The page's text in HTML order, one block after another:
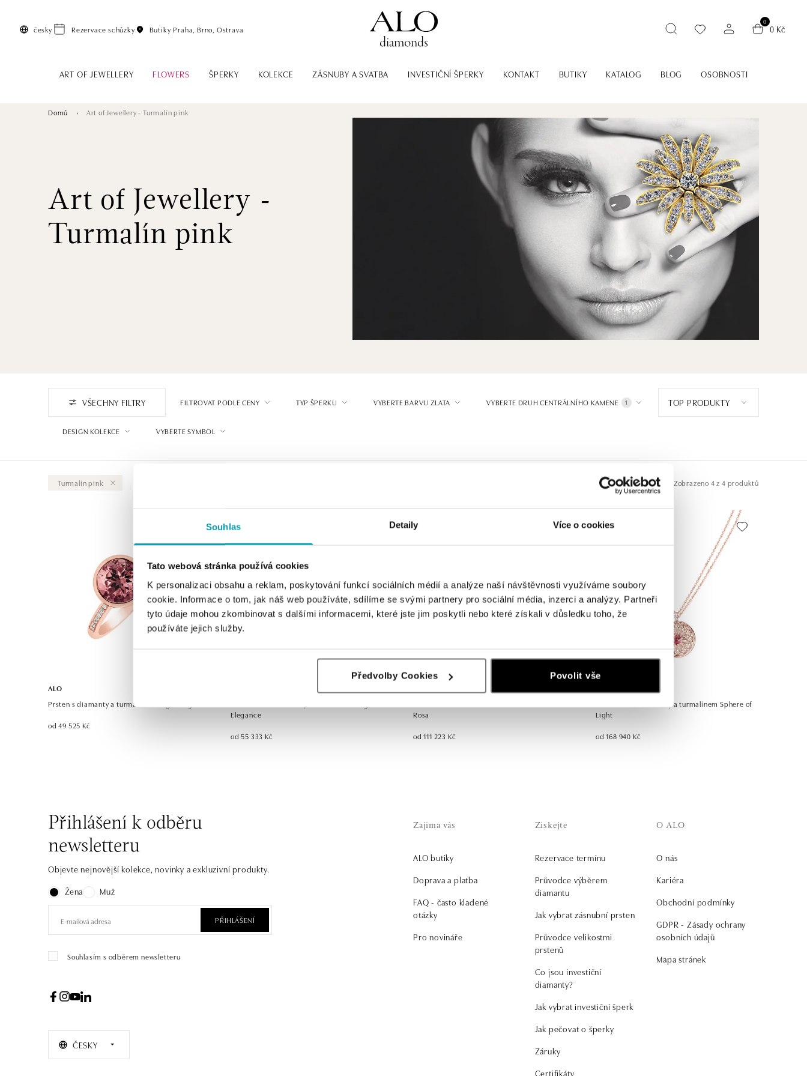
Souhlas Detaily Více o cookies
Tato webová stránka používá cookies
K personalizaci obsahu a reklam, poskytování funkcí sociálních médií a analýze naší návštěvnosti využíváme soubory
cookie. Informace o tom, jak náš web používáte, sdílíme se svými partnery pro sociální média, inzerci a analýzy. Partneři
tyto údaje mohou zkombinovat s dalšími informacemi, které jste jim poskytli nebo které získali v důsledku toho, že
používáte jejich služby.
Předvolby Cookies Povolit vše
česky Rezervace schůzky Butiky Praha, Brno, Ostrava
0
0 Kč
ART OF JEWELLERY FLOWERS ŠPERKY KOLEKCE ZÁSNUBY A SVATBA INVESTIČNÍ ŠPERKY KONTAKT BUTIKY KATALOG BLOG OSOBNOSTI
Domů Art of Jewellery - Turmalín pink
Art of Jewellery -
Turmalín pink
VŠECHNY FILTRY FILTROVAT PODLE CENY TYP ŠPERKU VYBERTE BARVU ZLATA VYBERTE DRUH CENTRÁLNÍHO KAMENE 1
DESIGN KOLEKCE VYBERTE SYMBOL
TOP PRODUKTY
Turmalín pink Zobrazeno 4 z 4 produktů
ALO
Prsten s diamanty a turmalínem Regal Elegance
od 49 525 Kč
Elegance
od 55 333 Kč
Rosa
od 111 223 Kč
Náhrdelník s diamanty a turmalínem Sphere of
Light
od 168 940 Kč
Přihlášení k odběru
newsletteru
Objevte nejnovější kolekce, novinky a exkluzivní produkty.
Žena
Muž
PŘIHLÁŠENÍ
Souhlasím s odběrem newsletteru
ČESKY
Zajíma vás
ALO butiky
Doprava a platba
FAQ - často kladené
otázky
Pro novináře
Získejte
Rezervace termínu
Průvodce výběrem
diamantu
Jak vybrat zásnubní prsten
Průvodce velikostmi
prstenů
Co jsou investiční
diamanty?
Jak vybrat investiční šperk
Jak pečovat o šperky
Záruky
Certifikáty
O ALO
O nás
Kariéra
Obchodní podmínky
GDPR - Zásady ochrany
osobních údajů
Mapa stránek